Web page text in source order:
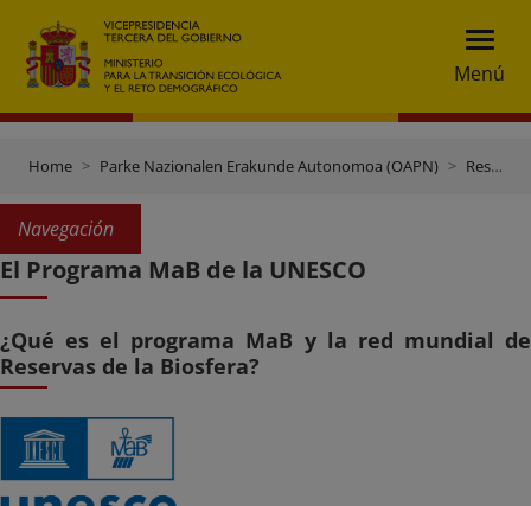
Menú
Home Parke Nazionalen Erakunde Autonomoa (OAPN) Reservas de la Biosfera
Navegación
El Programa MaB de la UNESCO
¿Qué es el programa MaB y la red mundial de
Reservas de la Biosfera?